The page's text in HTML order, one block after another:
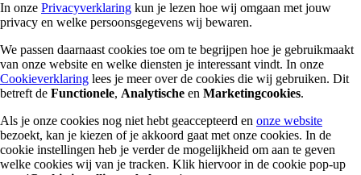
In onze Privacyverklaring kun je lezen hoe wij omgaan met jouw
privacy en welke persoonsgegevens wij bewaren.
We passen daarnaast cookies toe om te begrijpen hoe je gebruikmaakt
van onze website en welke diensten je interessant vindt. In onze
Cookieverklaring lees je meer over de cookies die wij gebruiken. Dit
betreft de Functionele, Analytische en Marketingcookies.
Als je onze cookies nog niet hebt geaccepteerd en onze website
bezoekt, kan je kiezen of je akkoord gaat met onze cookies. In de
cookie instellingen heb je verder de mogelijkheid om aan te geven
welke cookies wij van je tracken. Klik hiervoor in de cookie pop-up